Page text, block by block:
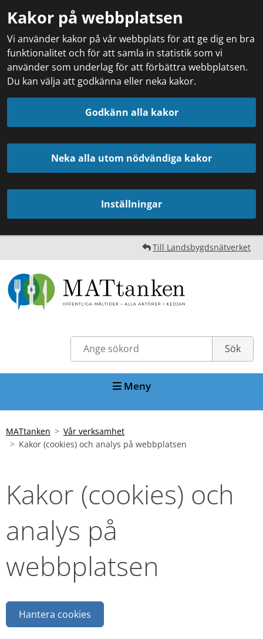
Kakor på webbplatsen
Vi använder kakor på vår webbplats för att ge dig en bra
funktionalitet och för att samla in statistik som vi
använder som underlag för att förbättra webbplatsen.
Du kan välja att godkänna eller neka kakor.
Godkänn alla kakor
Neka alla utom nödvändiga kakor
Inställningar
Till Landsbygdsnätverket
Meny
MATtanken
Vår verksamhet
Kakor (cookies) och analys på webbplatsen
Kakor (cookies) och
analys på
webbplatsen
Hantera cookies